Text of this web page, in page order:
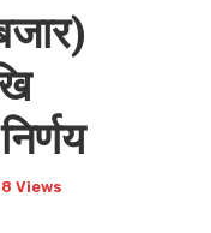
Views